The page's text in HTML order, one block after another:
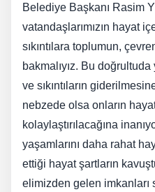
Belediye Başkanı Rasim
vatandaşlarımızın hayat
sıkıntılara toplumun,
bakmalıyız. Bu
ve sıkıntıların
nebzede olsa onların
kolaylaştırılacağına
yaşamlarını daha rahat
ettiği hayat şartların
elimizden gelen imkanları